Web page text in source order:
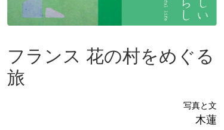
フランス 花の村をめぐる
旅
写真と文
木蓮